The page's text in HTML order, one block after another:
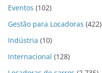
Eventos (102)
Gestão para Locadoras (422)
Indústria (10)
Internacional (128)